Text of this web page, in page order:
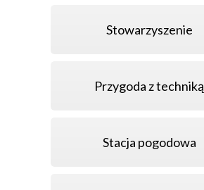
Stowarzyszenie
Przygoda z techniką
Stacja pogodowa